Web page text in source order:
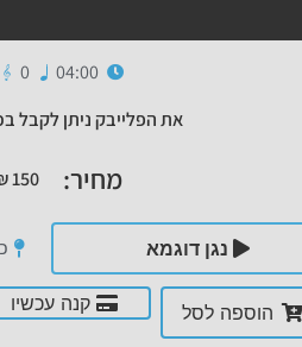
04:00
0
את הפלייבק ניתן לקבל
מחיר: 150
נגן דוגמא
הוספה לסל קנה עכשיו